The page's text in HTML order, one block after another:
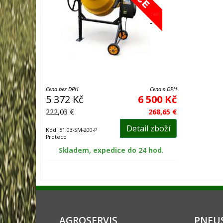
Cena bez DPH
5 372 Kč
222,03 €
Cena s DPH
6 500 Kč
268,65 €
Kód: 51.03-SM-200-P
Proteco
Detail zboží
Skladem, expedice do 24 hod.